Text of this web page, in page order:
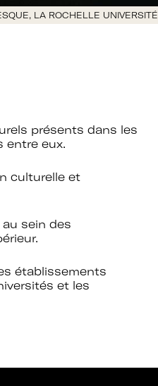
LA ROCHELLE UNIVERSITÉ
présents dans les
entre eux.
culturelle et
sein des
établissements
et les